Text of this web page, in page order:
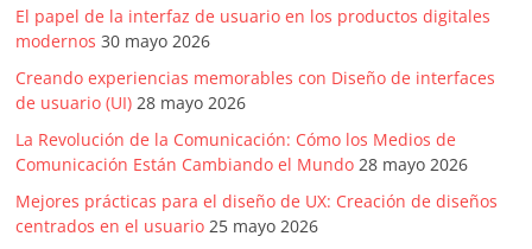
El papel de la interfaz de usuario en los productos digitales
modernos 30 mayo 2026
Creando experiencias memorables con Diseño de interfaces
de usuario (UI) 28 mayo 2026
La Revolución de la Comunicación: Cómo los Medios de
Comunicación Están Cambiando el Mundo 28 mayo 2026
Mejores prácticas para el diseño de UX: Creación de diseños
centrados en el usuario 25 mayo 2026